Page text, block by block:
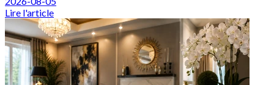
Lire l'article